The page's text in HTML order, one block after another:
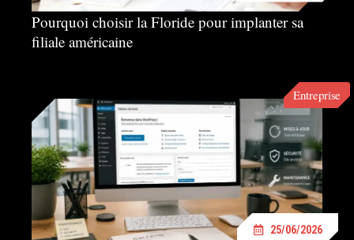
Pourquoi choisir la Floride pour implanter sa
filiale américaine
Entreprise
25/06/2026